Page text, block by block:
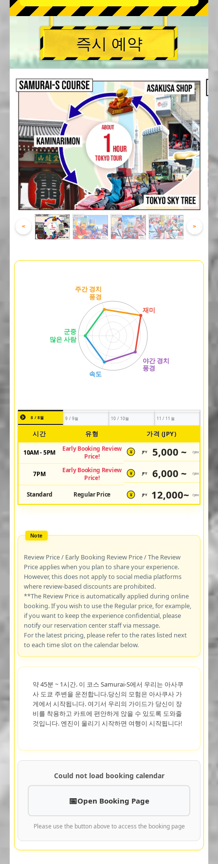
즉시 예약
< >
8 / 8월 9 / 9월 10 / 10월 11 / 11월
시간 유형 가격 (JPY)
10AM - 5PM
Early Booking Review
Price!
¥ JPY 5,000 ~ /pax
7PM
Early Booking Review
Price!
¥ JPY 6,000 ~ /pax
Standard Regular Price ¥ JPY 12,000~ /pax
Review Price / Early Booking Review Price / The Review
Price applies when you plan to share your experience.
However, this does not apply to social media platforms
where review-based discounts are prohibited.
**The Review Price is automatically applied during online
booking. If you wish to use the Regular price, for example,
if you want to keep the experience confidential, please
notify our reservation center staff via message.
For the latest pricing, please refer to the rates listed next
to each time slot on the calendar below.
약 45분 ~ 1시간. 이 코스 Samurai-S에서 우리는 아사쿠
사 도쿄 주변을 운전합니다.당신의 모험은 아사쿠사 가
게에서 시작됩니다. 여기서 우리의 가이드가 당신이 장
비를 착용하고 카트에 편안하게 앉을 수 있도록 도와줄
것입니다. 엔진이 울리기 시작하면 여행이 시작됩니다!
Could not load booking calendar
Open Booking Page
Please use the button above to access the booking page